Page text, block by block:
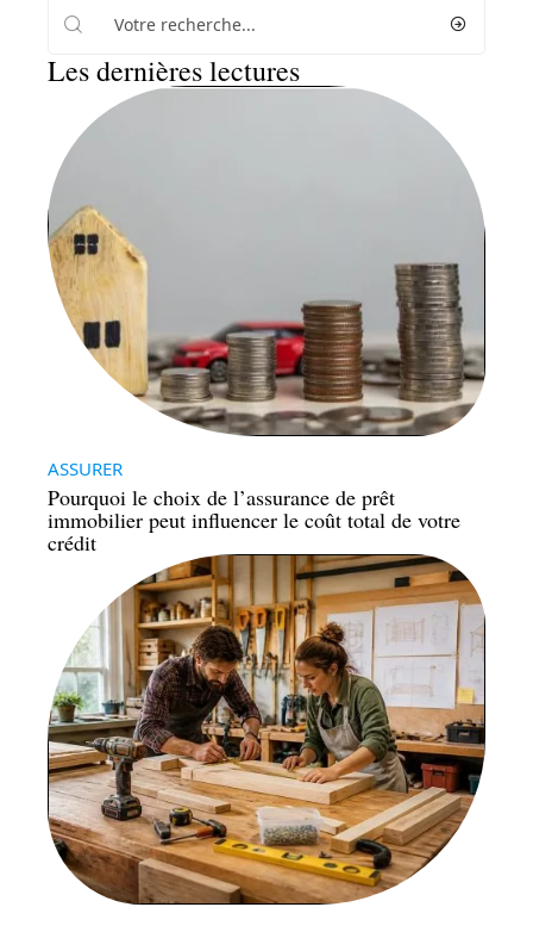
Les dernières lectures
ASSURER
Pourquoi le choix de l’assurance de prêt
immobilier peut influencer le coût total de votre
crédit